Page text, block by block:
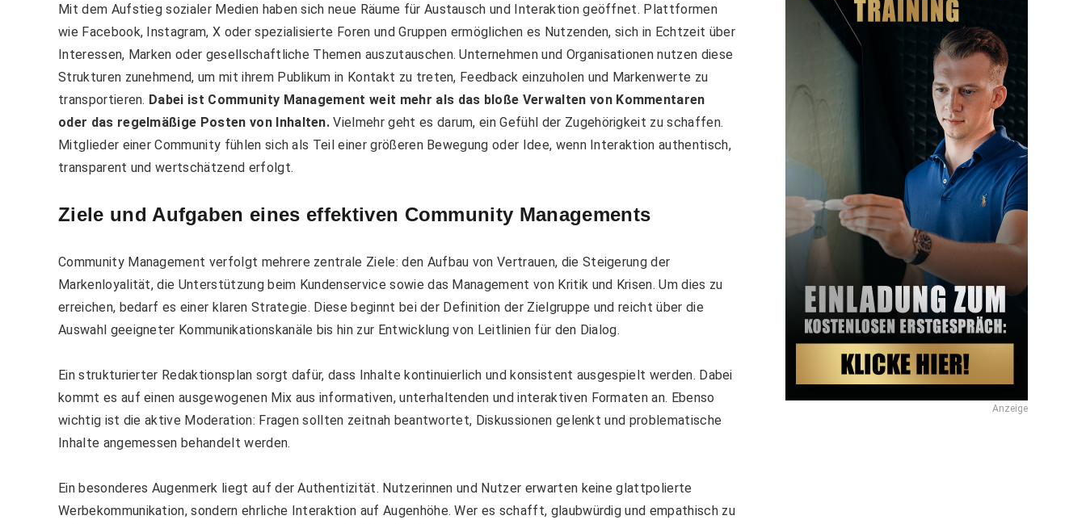
Mit dem Aufstieg sozialer Medien haben sich neue Räume für Austausch und Interaktion geöffnet. Plattformen
wie Facebook, Instagram, X oder spezialisierte Foren und Gruppen ermöglichen es Nutzenden, sich in Echtzeit über
Interessen, Marken oder gesellschaftliche Themen auszutauschen. Unternehmen und Organisationen nutzen diese
Strukturen zunehmend, um mit ihrem Publikum in Kontakt zu treten, Feedback einzuholen und Markenwerte zu
transportieren. Dabei ist Community Management weit mehr als das bloße Verwalten von Kommentaren
oder das regelmäßige Posten von Inhalten. Vielmehr geht es darum, ein Gefühl der Zugehörigkeit zu schaffen.
Mitglieder einer Community fühlen sich als Teil einer größeren Bewegung oder Idee, wenn Interaktion authentisch,
transparent und wertschätzend erfolgt.
Ziele und Aufgaben eines effektiven Community Managements
Community Management verfolgt mehrere zentrale Ziele: den Aufbau von Vertrauen, die Steigerung der
Markenloyalität, die Unterstützung beim Kundenservice sowie das Management von Kritik und Krisen. Um dies zu
erreichen, bedarf es einer klaren Strategie. Diese beginnt bei der Definition der Zielgruppe und reicht über die
Auswahl geeigneter Kommunikationskanäle bis hin zur Entwicklung von Leitlinien für den Dialog.
Ein strukturierter Redaktionsplan sorgt dafür, dass Inhalte kontinuierlich und konsistent ausgespielt werden. Dabei
kommt es auf einen ausgewogenen Mix aus informativen, unterhaltenden und interaktiven Formaten an. Ebenso
wichtig ist die aktive Moderation: Fragen sollten zeitnah beantwortet, Diskussionen gelenkt und problematische
Inhalte angemessen behandelt werden.
Ein besonderes Augenmerk liegt auf der Authentizität. Nutzerinnen und Nutzer erwarten keine glattpolierte
Werbekommunikation, sondern ehrliche Interaktion auf Augenhöhe. Wer es schafft, glaubwürdig und empathisch zu
Anzeige